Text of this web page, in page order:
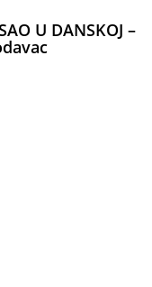
U DANSKOJ –